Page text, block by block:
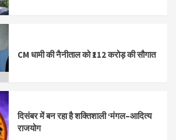
CM धामी की नैनीताल को ₹112 करोड़ की सौगात
दिसंबर में बन रहा है शक्तिशाली ‘मंगल–आदित्य
राजयोग